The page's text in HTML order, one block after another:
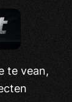
te vean,